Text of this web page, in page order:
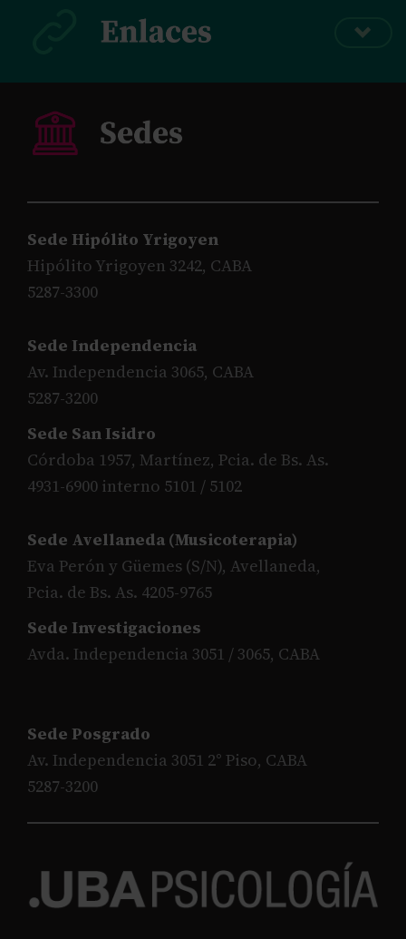
Sede Hipólito Yrigoyen
Hipólito Yrigoyen 3242, CABA
5287-3300
Sede Independencia
Av. Independencia 3065, CABA
5287-3200
Sede San Isidro
Córdoba 1957, Martínez, Pcia. de Bs. As.
4931-6900 interno 5101 / 5102
Sede Avellaneda (Musicoterapia)
Eva Perón y Güemes (S/N), Avellaneda,
Pcia. de Bs. As. 4205-9765
Sede Investigaciones
Avda. Independencia 3051 / 3065, CABA
Sede Posgrado
Av. Independencia 3051 2° Piso, CABA
5287-3200